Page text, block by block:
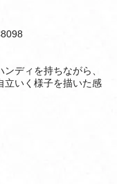
ディを持ちながら、
立いく様子を描いた感